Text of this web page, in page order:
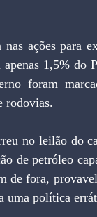
1,5% do
foram
rodovias.
de petróleo
de fora,
uma política